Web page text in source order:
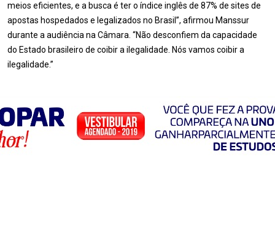
meios eficientes, e a busca é ter o índice inglês de 87% de sites de
apostas hospedados e legalizados no Brasil”, afirmou Manssur
durante a audiência na Câmara. “Não desconfiem da capacidade
do Estado brasileiro de coibir a ilegalidade. Nós vamos coibir a
ilegalidade.”